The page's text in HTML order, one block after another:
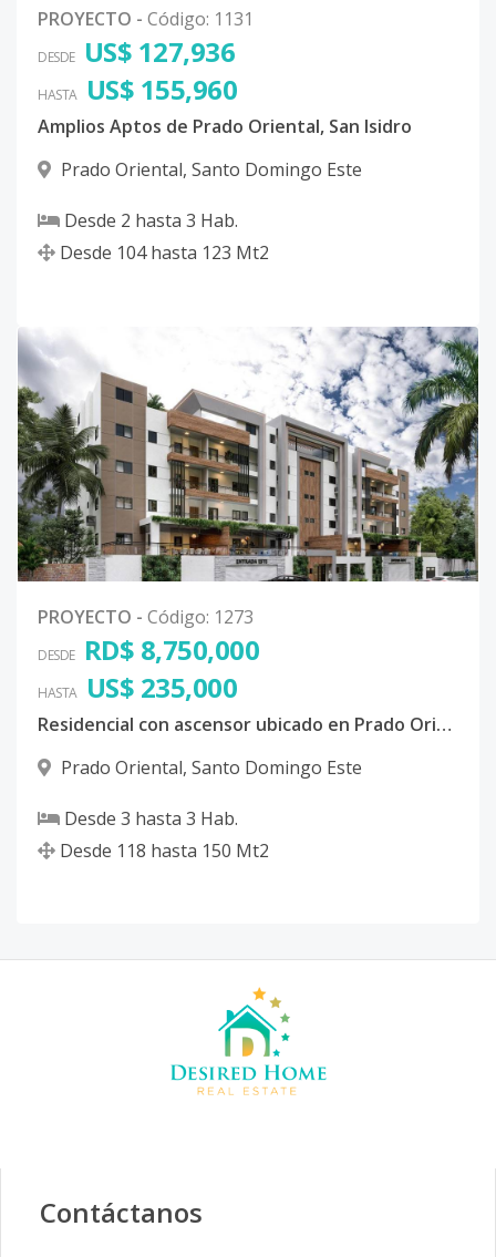
PROYECTO - Código: 1131
DESDE US$ 127,936
HASTA US$ 155,960
Amplios Aptos de Prado Oriental, San Isidro
Prado Oriental, Santo Domingo Este
Desde 2 hasta 3 Hab.
Desde 104 hasta 123 Mt2
PROYECTO - Código: 1273
DESDE RD$ 8,750,000
HASTA US$ 235,000
Residencial con ascensor ubicado en Prado Oriental, San Isidro, santo domingo este
Prado Oriental, Santo Domingo Este
Desde 3 hasta 3 Hab.
Desde 118 hasta 150 Mt2
Contáctanos